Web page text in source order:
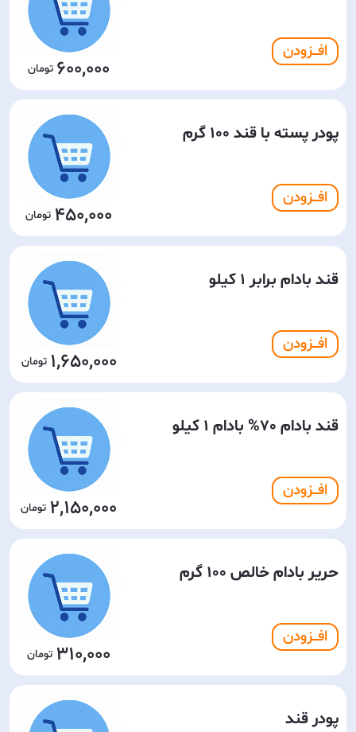
افـــزودن
600,000
پودر پسته با قند 100 گرم
افـــزودن
450,000
قند بادام برابر 1 کیلو
افـــزودن
1,650,000
قند بادام 70% بادام 1 کیلو
افـــزودن
2,150,000
حریر بادام خالص 100 گرم
افـــزودن
310,000
پودر قند